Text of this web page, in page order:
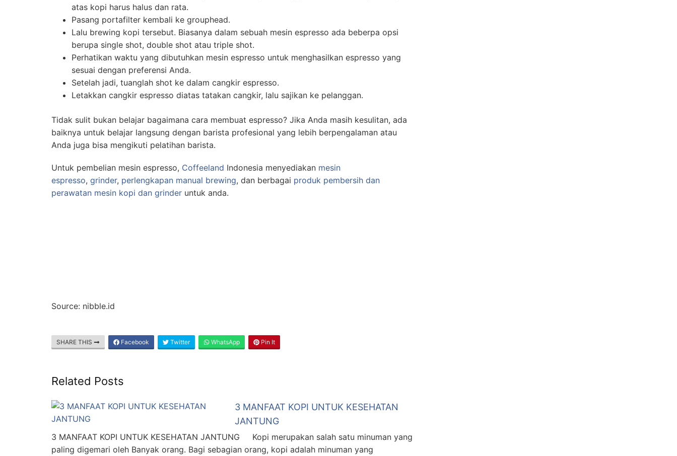
atas kopi harus halus dan rata.
Pasang portafilter kembali ke grouphead.
Lalu brewing kopi tersebut. Biasanya dalam sebuah mesin espresso ada beberpa opsi
berupa single shot, double shot atau triple shot.
Perhatikan waktu yang dibutuhkan mesin espresso untuk menghasilkan espresso yang
sesuai dengan preferensi Anda.
Setelah jadi, tuanglah shot ke dalam cangkir espresso.
Letakkan cangkir espresso diatas tatakan cangkir, lalu sajikan ke pelanggan.
Tidak sulit bukan belajar bagaimana cara membuat espresso? Jika Anda masih kesulitan, ada
baiknya untuk belajar langsung dengan barista profesional yang lebih berpengalaman atau
Anda juga bisa mengikuti pelatihan barista.
Untuk pembelian mesin espresso, Coffeeland Indonesia menyediakan mesin
espresso, grinder, perlengkapan manual brewing, dan berbagai produk pembersih dan
perawatan mesin kopi dan grinder untuk anda.
Source: nibble.id
SHARE THIS Facebook Twitter WhatsApp Pin It
Related Posts
3 MANFAAT KOPI UNTUK KESEHATAN
JANTUNG
3 MANFAAT KOPI UNTUK KESEHATAN JANTUNG Kopi merupakan salah satu minuman yang
paling digemari oleh Banyak orang. Bagi sebagian orang, kopi adalah minuman yang